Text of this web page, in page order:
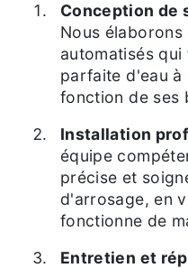
Conception de
Nous
automatisés
parfaite d'eau à
fonction de ses
Installation
équipe
précise et
d'arrosage, en
fonctionne de
Entretien et